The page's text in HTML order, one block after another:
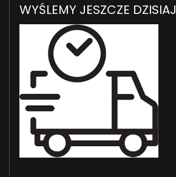
WYŚLEMY JESZCZE DZISIAJ